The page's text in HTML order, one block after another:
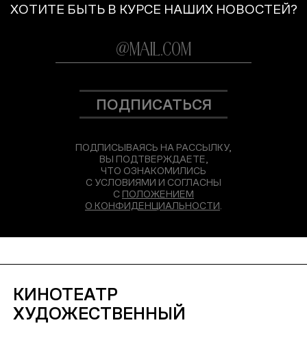
ХОТИТЕ БЫТЬ В КУРСЕ НАШИХ НОВОСТЕЙ?
ПОДПИСАТЬСЯ
ПОДПИСЫВАЯСЬ НА РАССЫЛКУ,
ВЫ ПОДТВЕРЖДАЕТЕ,
ЧТО ОЗНАКОМИЛИСЬ
С УСЛОВИЯМИ И СОГЛАСНЫ
С ПОЛОЖЕНИЕМ
О КОНФИДЕНЦИАЛЬНОСТИ
КИНОТЕАТР
ХУДОЖЕСТВЕННЫЙ